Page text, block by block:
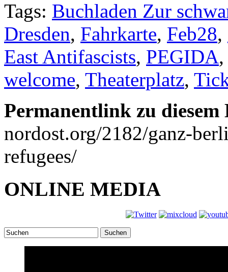
Tags: Buchladen Zur
Dresden, Fahrkarte, Feb28,
East Antifascists, PEGIDA
welcome, Theaterplatz,
Permanentlink zu
nordost.org/2182/ganz-
refugees/
ONLINE MEDIA
Suchen